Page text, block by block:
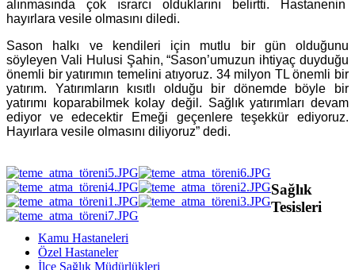
alınmasında çok ısrarcı olduklarını belirtti. Hastanenin
hayırlara vesile olmasını diledi.
Sason halkı ve kendileri için mutlu bir gün olduğunu
söyleyen Vali Hulusi Şahin, “Sason’umuzun ihtiyaç duyduğu
önemli bir yatırımın temelini atıyoruz. 34 milyon TL önemli bir
yatırım. Yatırımların kısıtlı olduğu bir dönemde böyle bir
yatırımı koparabilmek kolay değil. Sağlık yatırımları devam
ediyor ve edecektir Emeği geçenlere teşekkür ediyoruz.
Hayırlara vesile olmasını diliyoruz” dedi.
Sağlık
Tesisleri
Kamu Hastaneleri
Özel Hastaneler
İlçe Sağlık Müdürlükleri